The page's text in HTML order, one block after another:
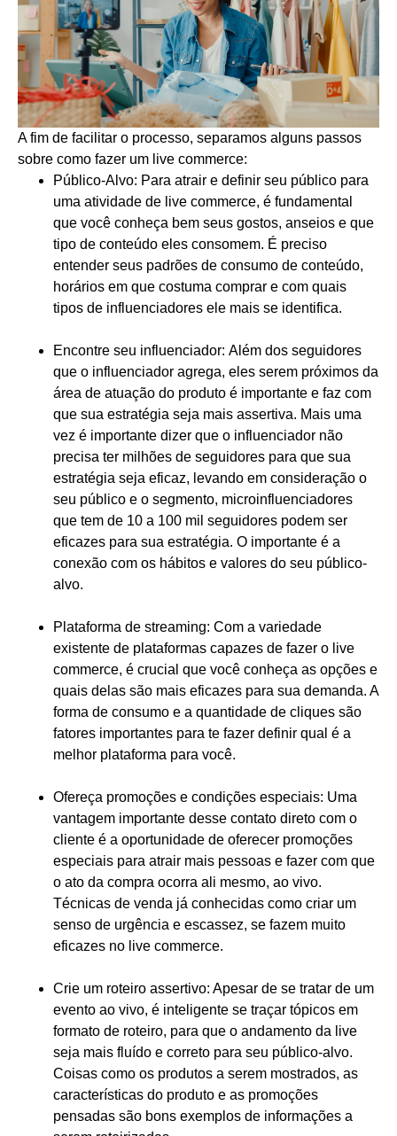
A fim de facilitar o processo, separamos alguns passos
sobre como fazer um live commerce:
Público-Alvo: Para atrair e definir seu público para
uma atividade de live commerce, é fundamental
que você conheça bem seus gostos, anseios e que
tipo de conteúdo eles consomem. É preciso
entender seus padrões de consumo de conteúdo,
horários em que costuma comprar e com quais
tipos de influenciadores ele mais se identifica.
Encontre seu influenciador: Além dos seguidores
que o influenciador agrega, eles serem próximos da
área de atuação do produto é importante e faz com
que sua estratégia seja mais assertiva. Mais uma
vez é importante dizer que o influenciador não
precisa ter milhões de seguidores para que sua
estratégia seja eficaz, levando em consideração o
seu público e o segmento, microinfluenciadores
que tem de 10 a 100 mil seguidores podem ser
eficazes para sua estratégia. O importante é a
conexão com os hábitos e valores do seu público-
alvo.
Plataforma de streaming: Com a variedade
existente de plataformas capazes de fazer o live
commerce, é crucial que você conheça as opções e
quais delas são mais eficazes para sua demanda. A
forma de consumo e a quantidade de cliques são
fatores importantes para te fazer definir qual é a
melhor plataforma para você.
Ofereça promoções e condições especiais: Uma
vantagem importante desse contato direto com o
cliente é a oportunidade de oferecer promoções
especiais para atrair mais pessoas e fazer com que
o ato da compra ocorra ali mesmo, ao vivo.
Técnicas de venda já conhecidas como criar um
senso de urgência e escassez, se fazem muito
eficazes no live commerce.
Crie um roteiro assertivo: Apesar de se tratar de um
evento ao vivo, é inteligente se traçar tópicos em
formato de roteiro, para que o andamento da live
seja mais fluído e correto para seu público-alvo.
Coisas como os produtos a serem mostrados, as
características do produto e as promoções
pensadas são bons exemplos de informações a